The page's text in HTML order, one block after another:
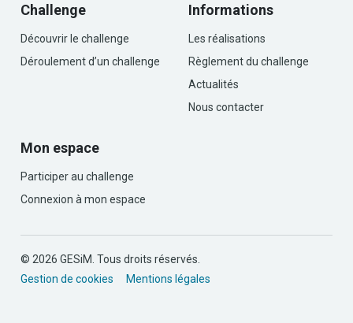
Challenge
Découvrir le challenge
Déroulement d’un challenge
Informations
Les réalisations
Règlement du challenge
Actualités
Nous contacter
Mon espace
Participer au challenge
Connexion à mon espace
© 2026 GESiM. Tous droits réservés.
Gestion de cookies
Mentions légales